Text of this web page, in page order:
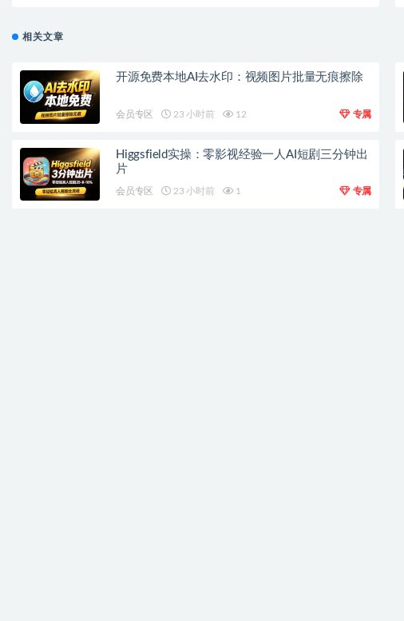
相关文章
开源免费本地AI去水印：视频图片批量无痕擦除
会员专区 23 小时前 12 专属
Higgsfield实操：零影视经验一人AI短剧三分钟出
片
会员专区 23 小时前 1 专属